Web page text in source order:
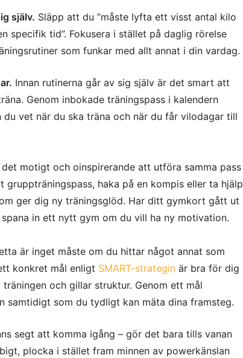
själv. Släpp att du ”måste lyfta ett visst antal kilo
specifik tid”. Fokusera i stället på daglig rörelse
som funkar med allt annat i din vardag.
Innan rutinerna går av sig själv är det smart att
Genom inbokade träningspass i kalendern
vet när du ska träna och när du får vilodagar till
det motigt och oinspirerande att utföra samma pass
gruppträningspass, haka på en kompis eller ta hjälp
ger dig ny träningsglöd. Har ditt gymkort gått ut
in ett nytt gym om du vill ha ny motivation.
är inget måste om du hittar något annat som
konkret mål enligt SMART-strategin är bra för dig
och gillar struktur. Genom ett mål
samtidigt som du tydligt kan mäta dina framsteg.
segt att komma igång – gör det bara tills vanan
plocka i stället fram minnen av powerkänslan